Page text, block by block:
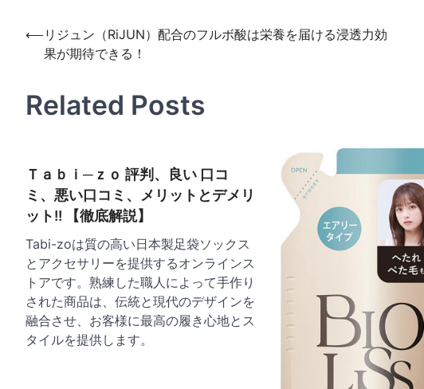
投
ビ
シ
ョ
⟵ リジュン（RiJUN）配合のフルボ酸は栄養を届ける浸透力効
果が期待できる！
Related Posts
Ｔａｂｉ─ｚｏ 評判、良い 口コ
ミ、悪い口コミ、メリットとデメリ
ット!! 【徹底解説】
Tabi-zoは質の高い日本製足袋ソックス
とアクセサリーを提供するオンラインス
トアです。熟練した職人によって手作り
された商品は、伝統と現代のデザインを
融合させ、お客様に最高の履き心地とス
タイルを提供します。